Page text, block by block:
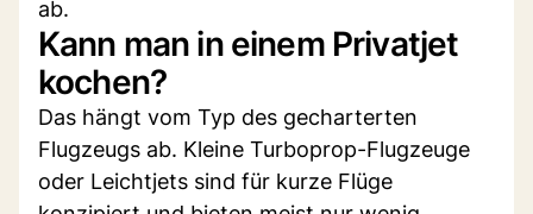
ab.
Kann man in einem Privatjet
kochen?
Das hängt vom Typ des gecharterten
Flugzeugs ab. Kleine Turboprop-Flugzeuge
oder Leichtjets sind für kurze Flüge